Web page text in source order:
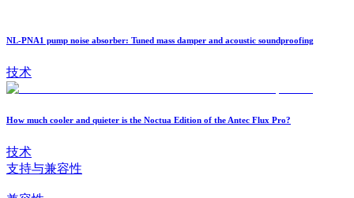
NL-PNA1 pump noise absorber: Tuned mass damper and acoustic soundproofing
技术
How much cooler and quieter is the Noctua Edition of the Antec Flux Pro?
技术
支持与兼容性